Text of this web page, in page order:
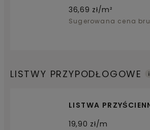
36,69 zł/m²
Sugerowana cena
LISTWY PRZYPODŁOGOWE
LISTWA
19,90 zł/m